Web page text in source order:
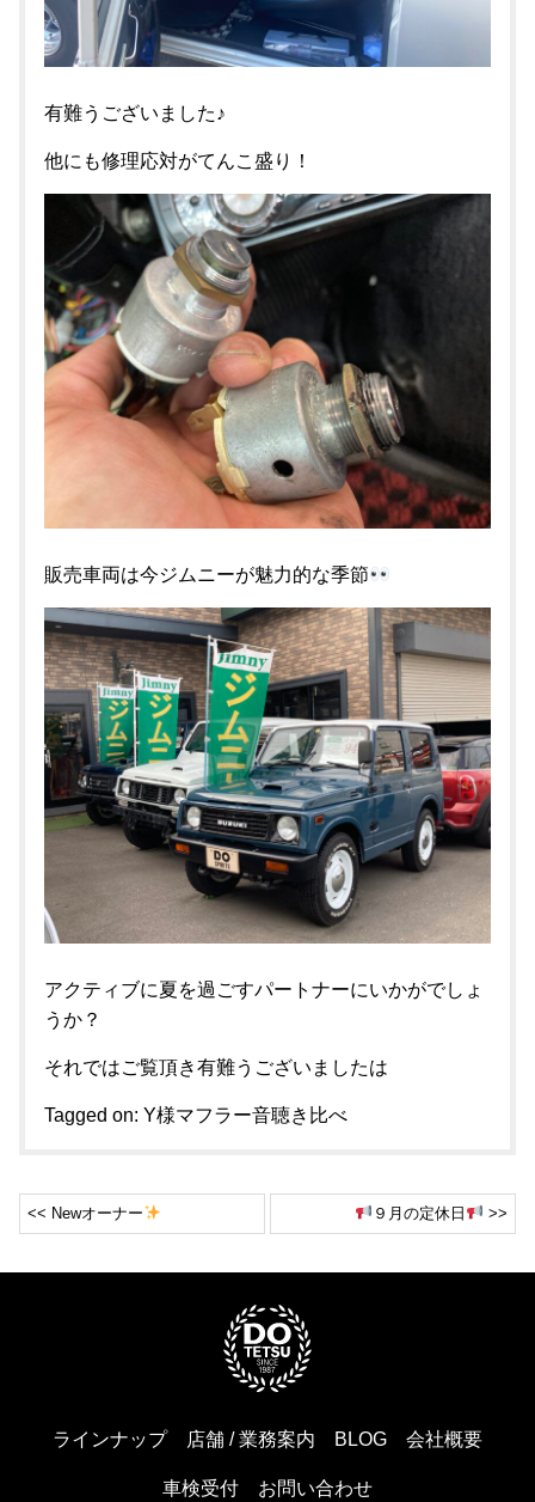
有難うございました♪
他にも修理応対がてんこ盛り！
販売車両は今ジムニーが魅力的な季節
アクティブに夏を過ごすパートナーにいかがでしょ
うか？
それではご覧頂き有難うございましたは
Tagged on: Y様マフラー音聴き比べ
<< Newオーナー ９月の定休日 >>
ラインナップ 店舗 / 業務案内 BLOG 会社概要
車検受付 お問い合わせ